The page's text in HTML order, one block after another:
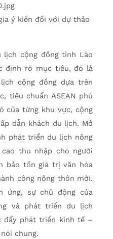
ý kiến đối với dự thảo
cộng đồng tỉnh Lào
định rõ mục tiêu, đó là
cộng đồng dựa trên
tiêu chuẩn ASEAN phù
của từng khu vực, cộng
dẫn khách du lịch. Mở
phát triển du lịch nông
thu nhập cho người
bảo tồn giá trị văn hóa
công nông thôn mới.
ứng, sự chủ động của
và phát triển du lịch
đẩy phát triển kinh tế –
chung.